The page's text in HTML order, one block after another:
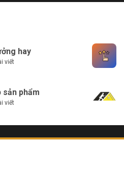
hay
viết
sản phẩm
viết